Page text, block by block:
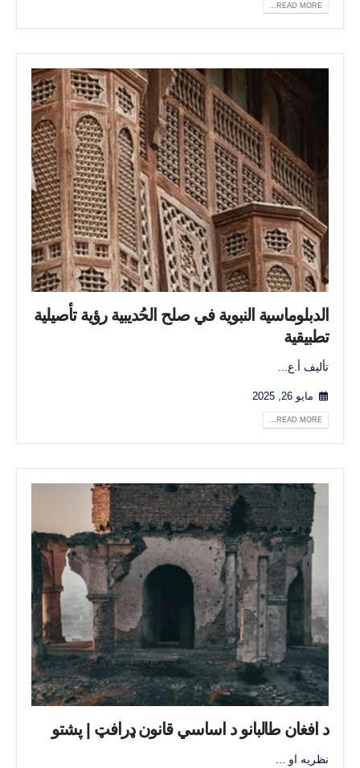
READ MORE...
الدبلوماسية النبوية في صلح الحُديبية رؤية تأصيلية
تطبيقية
تأليف أ.ع...
مايو 26, 2025
READ MORE...
د افغان طالبانو د اساسي قانون ډرافټ | پشتو
نظریه او ...